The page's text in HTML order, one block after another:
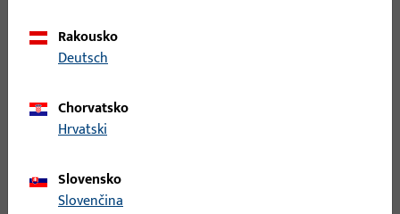
Rakousko
Deutsch
Chorvatsko
Hrvatski
Slovensko
Slovenčina